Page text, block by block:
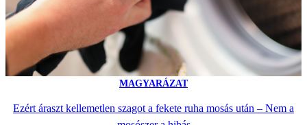
MAGYARÁZAT
Ezért áraszt kellemetlen szagot a fekete ruha mosás után – Nem a